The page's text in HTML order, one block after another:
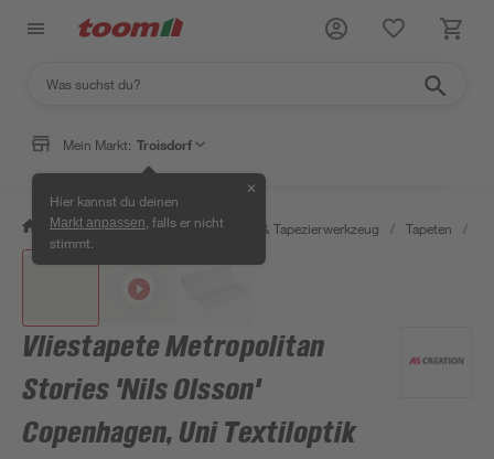
Mein Markt: Troisdorf
Hier kannst du deinen
Markt anpassen , falls er nicht
stimmt.
✕
/ Wohnen & Haushalt / Tapeten & Tapezierwerkzeug / Tapeten /
Vliestapete Metropolitan
Stories 'Nils Olsson'
Copenhagen, Uni Textiloptik